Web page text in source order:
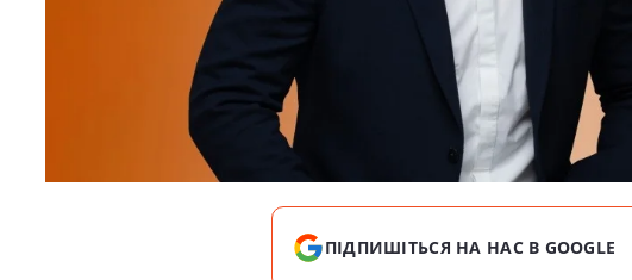
ПІДПИШІТЬСЯ НА НАС В GOOGLE